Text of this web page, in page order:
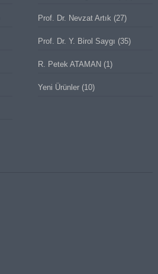
Prof. Dr. Nevzat Artık (27)
Prof. Dr. Y. Birol Saygı (35)
R. Petek ATAMAN (1)
Yeni Ürünler (10)